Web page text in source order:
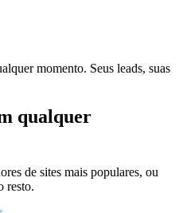
momento. Seus leads, suas
qualquer
de sites mais populares, ou
resto.